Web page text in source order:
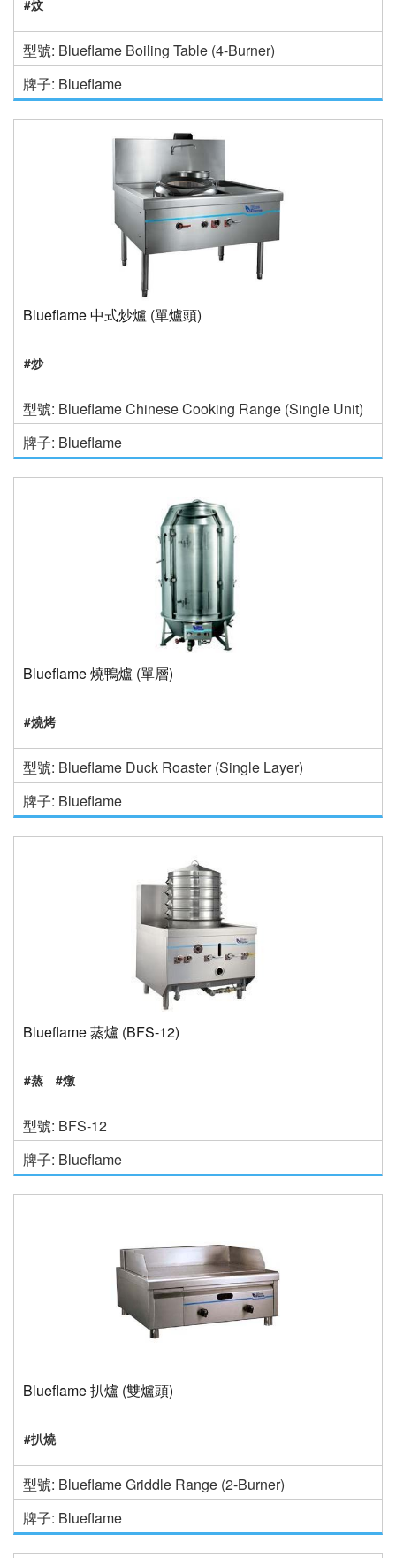
#炆
型號: Blueflame Boiling Table (4-Burner)
牌子: Blueflame
Blueflame 中式炒爐 (單爐頭)
#炒
型號: Blueflame Chinese Cooking Range (Single Unit)
牌子: Blueflame
Blueflame 燒鴨爐 (單層)
#燒烤
型號: Blueflame Duck Roaster (Single Layer)
牌子: Blueflame
Blueflame 蒸爐 (BFS-12)
#蒸 #燉
型號: BFS-12
牌子: Blueflame
Blueflame 扒爐 (雙爐頭)
#扒燒
型號: Blueflame Griddle Range (2-Burner)
牌子: Blueflame